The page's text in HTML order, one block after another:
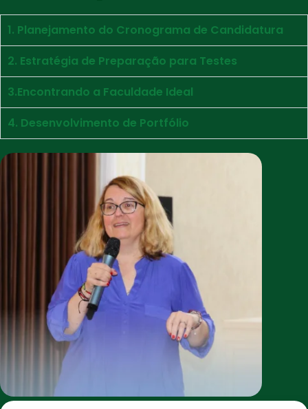
1. Planejamento do Cronograma de Candidatura
2. Estratégia de Preparação para Testes
3.Encontrando a Faculdade Ideal
4. Desenvolvimento de Portfólio